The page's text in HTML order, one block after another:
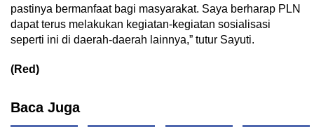
pastinya bermanfaat bagi masyarakat. Saya berharap PLN
dapat terus melakukan kegiatan-kegiatan sosialisasi
seperti ini di daerah-daerah lainnya,” tutur Sayuti.
(Red)
Baca Juga